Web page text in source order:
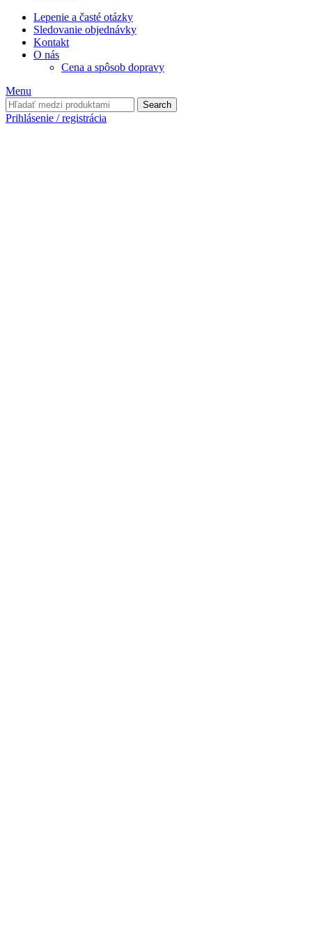
Lepenie a časté otázky
Sledovanie objednávky
Kontakt
O nás
Cena a spôsob dopravy
Menu
Search
Prihlásenie / registrácia